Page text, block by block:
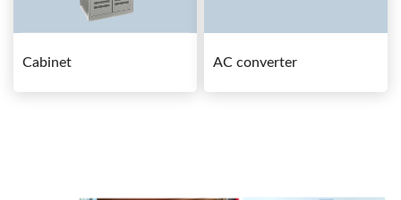
Cabinet AC converter